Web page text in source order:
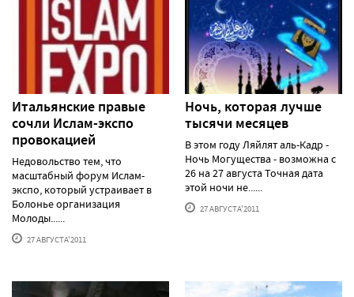
Итальянские правые
сочли Ислам-экспо
провокацией
Недовольство тем, что
масштабный форум Ислам-
экспо, который устраивает в
Болонье организация
Молоды......
27 АВГУСТА'2011
Ночь, которая лучше
тысячи месяцев
В этом году Ляйлят аль-Кадр -
Ночь Могущества - возможна с
26 на 27 августа Точная дата
этой ночи не......
27 АВГУСТА'2011